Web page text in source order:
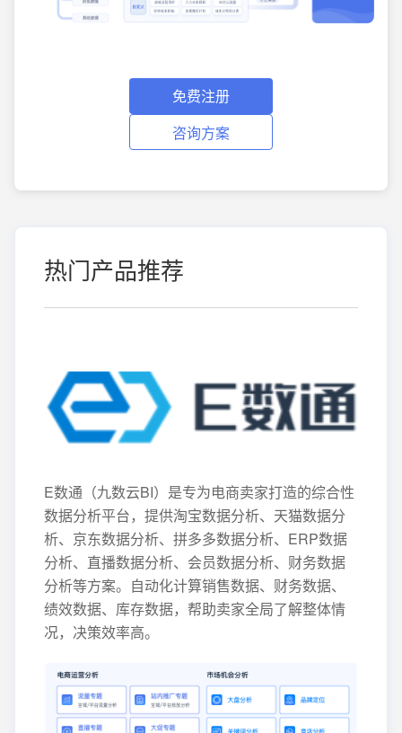
免费注册
咨询方案
热门产品推荐
E数通（九数云BI）是专为电商卖家打造的综合性
数据分析平台，提供淘宝数据分析、天猫数据分
析、京东数据分析、拼多多数据分析、ERP数据
分析、直播数据分析、会员数据分析、财务数据
分析等方案。自动化计算销售数据、财务数据、
绩效数据、库存数据，帮助卖家全局了解整体情
况，决策效率高。